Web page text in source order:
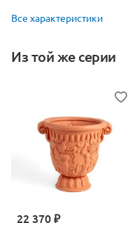
Все характеристики
Из той же серии
22 370 ₽